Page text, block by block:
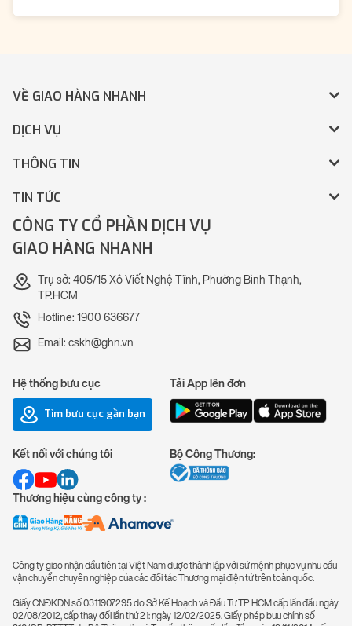
VỀ GIAO HÀNG NHANH
DỊCH VỤ
THÔNG TIN
TIN TỨC
CÔNG TY CỔ PHẦN DỊCH VỤ
GIAO HÀNG NHANH
Trụ sở: 405/15 Xô Viết Nghệ Tĩnh, Phường Bình Thạnh,
TP.HCM
Hotline: 1900 636677
Email: cskh@ghn.vn
Hệ thống bưu cục
Tìm bưu cục gần bạn
Tải App lên đơn
Kết nối với chúng tôi
Thương hiệu cùng công ty :
Bộ Công Thương:
Công ty giao nhận đầu tiên tại Việt Nam được thành lập với sứ mệnh phục vụ nhu cầu
vận chuyển chuyên nghiệp của các đối tác Thương mại điện tử trên toàn quốc.
Giấy CNĐKDN số 0311907295 do Sở Kế Hoạch và Đầu Tư TP HCM cấp lần đầu ngày
02/08/2012, cấp thay đổi lần thứ 21: ngày 12/02/2025. Giấy phép bưu chính số